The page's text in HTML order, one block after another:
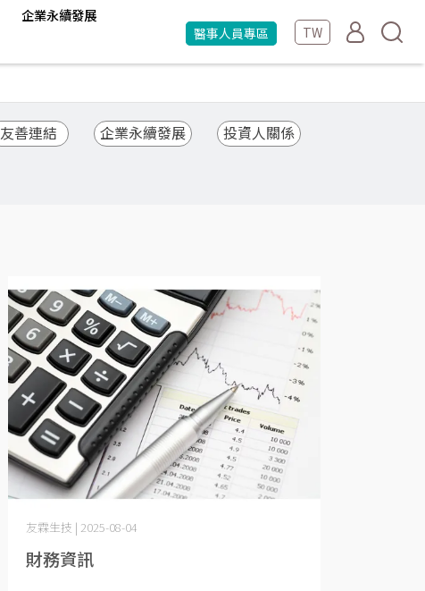
企業永續發展
醫事人員專區 TW
友善連結 企業永續發展
投資人關係
財務資訊
友霖生技 | 2025-08-04